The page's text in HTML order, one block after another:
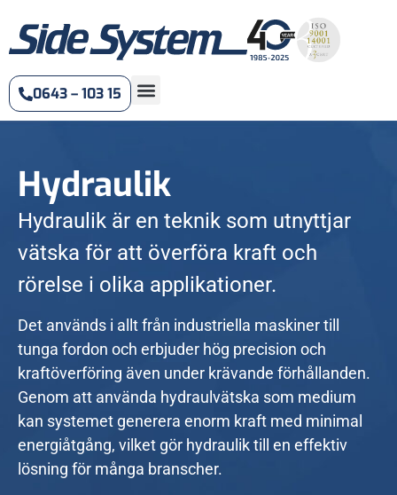
0643 – 103 15
Hydraulik
Hydraulik är en teknik som utnyttjar
vätska för att överföra kraft och
rörelse i olika applikationer.
Det används i allt från industriella maskiner till
tunga fordon och erbjuder hög precision och
kraftöverföring även under krävande förhållanden.
Genom att använda hydraulvätska som medium
kan systemet generera enorm kraft med minimal
energiåtgång, vilket gör hydraulik till en effektiv
lösning för många branscher.